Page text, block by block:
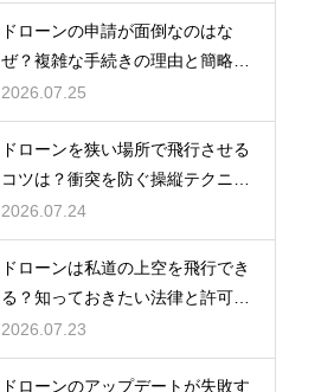
ドローンの申請が面倒なのはな
ぜ？複雑な手続きの理由と簡略化
の動向
2026.07.25
ドローンを狭い場所で飛行させる
コツは？衝突を防ぐ操縦テクニッ
クを解説
2026.07.24
ドローンは私道の上空を飛行でき
る？知っておきたい法律と許可の
ルール
2026.07.23
ドローンのアップデートが失敗す